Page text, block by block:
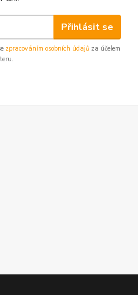
Přihlásit se
zpracováním osobních údajů za účelem